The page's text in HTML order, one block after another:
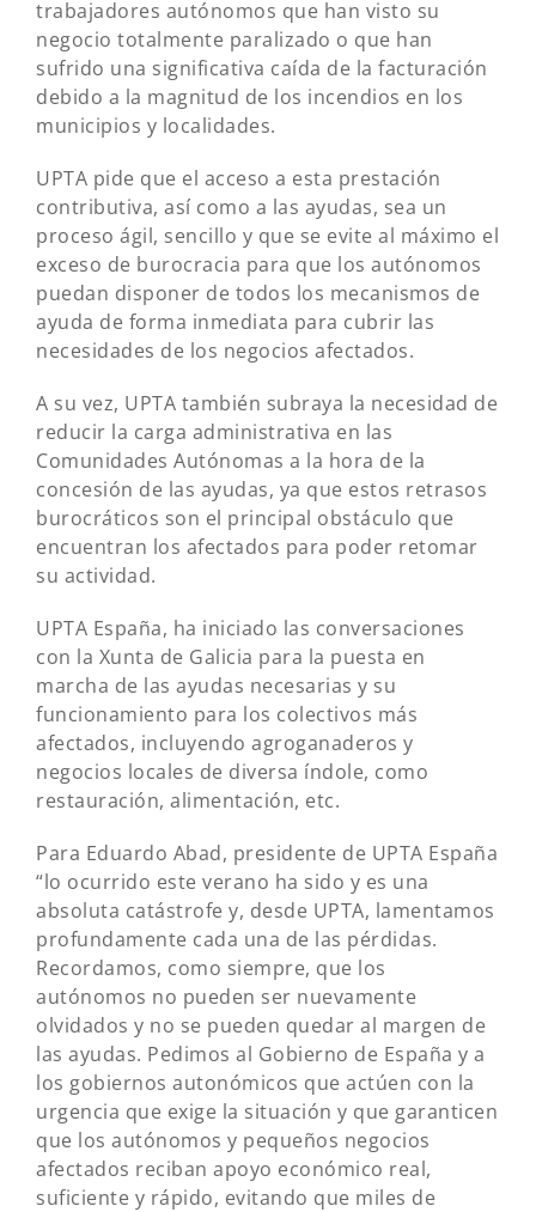
trabajadores autónomos que han visto su
negocio totalmente paralizado o que han
sufrido una significativa caída de la facturación
debido a la magnitud de los incendios en los
municipios y localidades.
UPTA pide que el acceso a esta prestación
contributiva, así como a las ayudas, sea un
proceso ágil, sencillo y que se evite al máximo el
exceso de burocracia para que los autónomos
puedan disponer de todos los mecanismos de
ayuda de forma inmediata para cubrir las
necesidades de los negocios afectados.
A su vez, UPTA también subraya la necesidad de
reducir la carga administrativa en las
Comunidades Autónomas a la hora de la
concesión de las ayudas, ya que estos retrasos
burocráticos son el principal obstáculo que
encuentran los afectados para poder retomar
su actividad.
UPTA España, ha iniciado las conversaciones
con la Xunta de Galicia para la puesta en
marcha de las ayudas necesarias y su
funcionamiento para los colectivos más
afectados, incluyendo agroganaderos y
negocios locales de diversa índole, como
restauración, alimentación, etc.
Para Eduardo Abad, presidente de UPTA España
“lo ocurrido este verano ha sido y es una
absoluta catástrofe y, desde UPTA, lamentamos
profundamente cada una de las pérdidas.
Recordamos, como siempre, que los
autónomos no pueden ser nuevamente
olvidados y no se pueden quedar al margen de
las ayudas. Pedimos al Gobierno de España y a
los gobiernos autonómicos que actúen con la
urgencia que exige la situación y que garanticen
que los autónomos y pequeños negocios
afectados reciban apoyo económico real,
suficiente y rápido, evitando que miles de